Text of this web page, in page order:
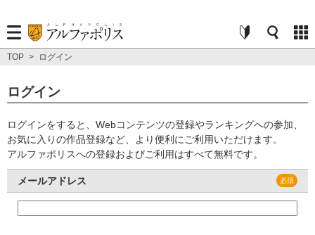
TOP > ログイン
ログイン
ログインをすると、Webコンテンツの登録やランキングへの参加、
お気に入りの作品登録など、より便利にご利用いただけます。
アルファポリスへの登録およびご利用はすべて無料です。
メールアドレス